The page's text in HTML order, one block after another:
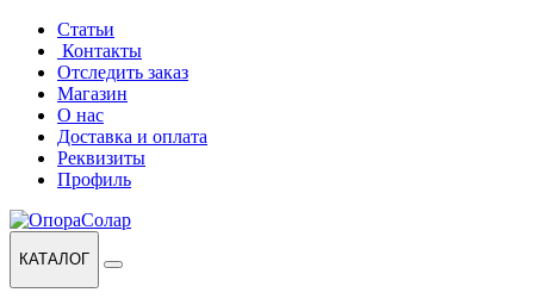
Перейти
навигации
Перейти
содержанию
Статьи
Контакты
Отследить заказ
Магазин
О нас
Доставка и оплата
Реквизиты
Профиль
КАТАЛОГ